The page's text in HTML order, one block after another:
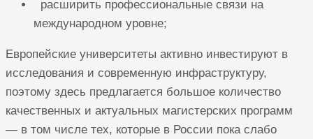
расширить профессиональные связи на
международном уровне;
Европейские университеты активно инвестируют в
исследования и современную инфраструктуру,
поэтому здесь предлагается большое количество
качественных и актуальных магистерских программ
— в том числе тех, которые в России пока слабо